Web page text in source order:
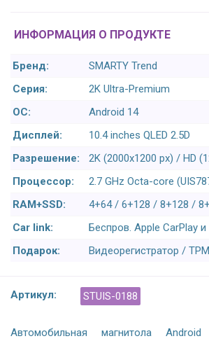
ИНФОРМАЦИЯ О ПРОДУКТЕ
Бренд:
SMARTY Trend
Серия:
2K Ultra-Premium
ОС:
Android 14
Дисплей:
10.4 inches QLED 2.5D
Разрешение:
2K (2000x1200 px) / HD
Процессор:
2.7 GHz Octa-core
RAM+SSD:
4+64 / 6+128 / 8+128 /
Car link:
Беспров. Apple CarPlay
Подарок:
Видеорегистратор /
Артикул: STUIS-0188
Автомобильная магнитола